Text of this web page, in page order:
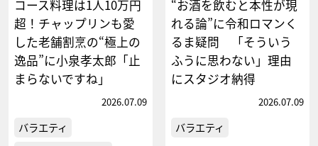
コース料理は1人10万円
超！チャップリンも愛
した老舗割烹の“極上の
逸品”に小泉孝太郎「止
まらないですね」
2026.07.09
バラエティ
“お酒を飲むと本性が現
れる論”に令和ロマンく
るま疑問 「そういう
ふうに思わない」理由
にスタジオ納得
2026.07.09
バラエティ